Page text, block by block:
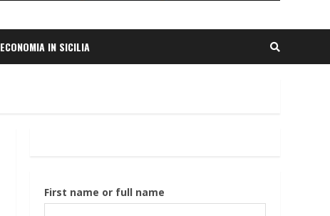
ECONOMIA IN SICILIA
First name or full name